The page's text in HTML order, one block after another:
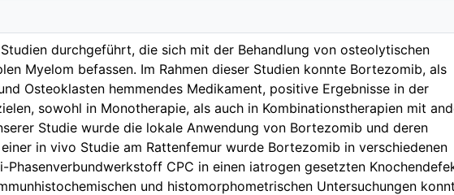
durchgeführt, die sich mit der Behandlung von osteolytischen
Myelom befassen. Im Rahmen dieser Studien konnte Bortezomib, als
Osteoklasten hemmendes Medikament, positive Ergebnisse in der
sowohl in Monotherapie, als auch in Kombinationstherapien mit
Studie wurde die lokale Anwendung von Bortezomib und deren
in vivo Studie am Rattenfemur wurde Bortezomib in verschiedenen
Phasenverbundwerkstoff CPC in einen iatrogen gesetzten
und histomorphometrischen Untersuchungen